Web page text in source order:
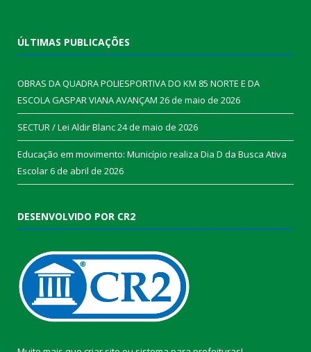
ÚLTIMAS PUBLICAÇÕES
OBRAS DA QUADRA POLIESPORTIVA DO KM 85 NORTE E DA
ESCOLA GASPAR VIANA AVANÇAM 26 de maio de 2026
SECTUR / Lei Aldir Blanc24 de maio de 2026
Educação em movimento: Município realiza Dia D da Busca Ativa
Escolar6 de abril de 2026
DESENVOLVIDO POR CR2